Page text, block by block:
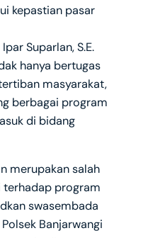
kepastian pasar
Suparlan, S.E.
hanya bertugas
masyarakat,
berbagai program
di bidang
merupakan salah
terhadap program
swasembada
Banjarwangi